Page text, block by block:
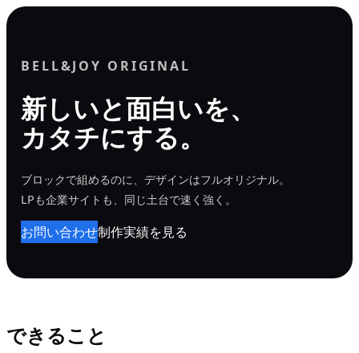
内
BELL&JOY ORIGINAL
新しいと面白いを、
カタチにする。
ブロックで組めるのに、デザインはフルオリジナル。
LPも企業サイトも、同じ土台で速く強く。
お問い合わせ制作実績を見る
できること